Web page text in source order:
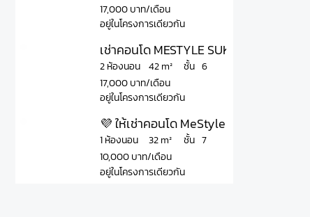
17,000 บาท/เดือน
อยู่ในโครงการเดียวกัน
เช่าคอนโด MESTYLE SUKHUMVIT-
2 ห้องนอน
17,000 บาท/เดือน
ชั้น
42 m² 6
อยู่ในโครงการเดียวกัน
💜 ให้เช่าคอนโด MeStyle @
1 ห้องนอน
10,000 บาท/เดือน
ชั้น
32 m² 7
อยู่ในโครงการเดียวกัน